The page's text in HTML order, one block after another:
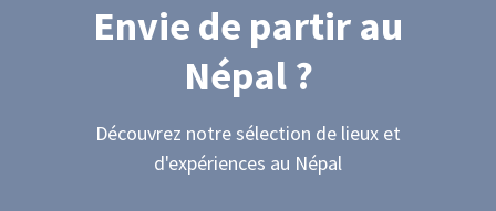
Envie de partir au
Népal?
Découvrez notre sélection de lieux et
d'expériences au Népal